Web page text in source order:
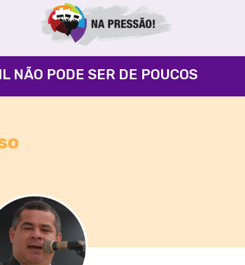
NÃO PODE SER DE POUCOS